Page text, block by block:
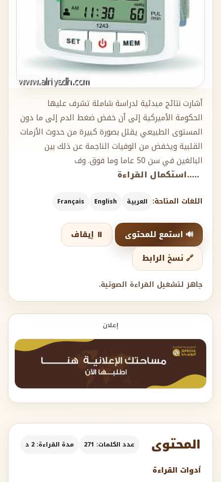
أشارت نتائج مبدئية لدراسة شاملة تشرف عليها
الحكومة الأميركية إلى أن خفض ضغط الدم إلى ما دون
المستوى الطبيعي يقلل بصورة كبيرة من حدوث الأزمات
القلبية ويخفض من الوفيات الناجمة عن ذلك بين
البالغين في سن 50 عاما وما فوق. وف
.....استكمال القراءة
اللغات المتاحة: العربية English
Français
🔊 استمع للمحتوى
⏸️ إيقاف
🔗 نسخ الرابط
جاهز لتشغيل القراءة الصوتية.
إعلان
المحتوى عدد الكلمات: 271 مدة القراءة: 2 د
أدوات القراءة